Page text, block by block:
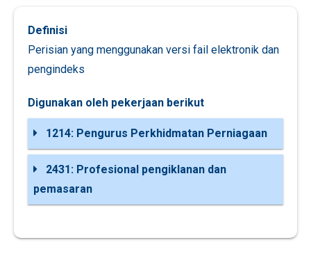
Definisi
Perisian yang menggunakan versi fail elektronik dan
pengindeks
Digunakan oleh pekerjaan berikut
1214: Pengurus Perkhidmatan Perniagaan
2431: Profesional pengiklanan dan
pemasaran